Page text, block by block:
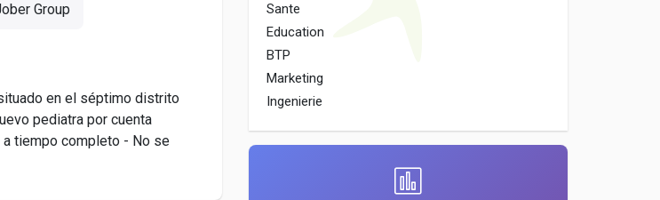
Group
en el séptimo distrito
pediatra por cuenta
tiempo completo - No se
Sante
Education
BTP
Marketing
Ingenierie